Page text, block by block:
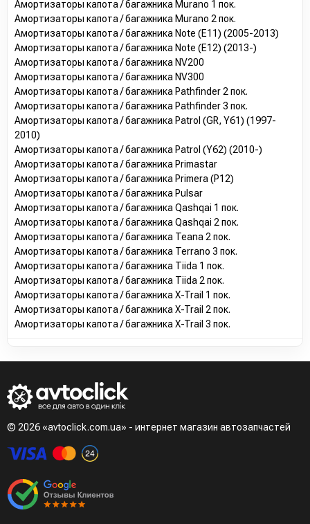
Амортизаторы капота / багажника Murano 1 пок.
Амортизаторы капота / багажника Murano 2 пок.
Амортизаторы капота / багажника Note (E11) (2005-2013)
Амортизаторы капота / багажника Note (E12) (2013-)
Амортизаторы капота / багажника NV200
Амортизаторы капота / багажника NV300
Амортизаторы капота / багажника Pathfinder 2 пок.
Амортизаторы капота / багажника Pathfinder 3 пок.
Амортизаторы капота / багажника Patrol (GR, Y61) (1997-
2010)
Амортизаторы капота / багажника Patrol (Y62) (2010-)
Амортизаторы капота / багажника Primastar
Амортизаторы капота / багажника Primera (P12)
Амортизаторы капота / багажника Pulsar
Амортизаторы капота / багажника Qashqai 1 пок.
Амортизаторы капота / багажника Qashqai 2 пок.
Амортизаторы капота / багажника Teana 2 пок.
Амортизаторы капота / багажника Terrano 3 пок.
Амортизаторы капота / багажника Tiida 1 пок.
Амортизаторы капота / багажника Tiida 2 пок.
Амортизаторы капота / багажника X-Trail 1 пок.
Амортизаторы капота / багажника X-Trail 2 пок.
Амортизаторы капота / багажника X-Trail 3 пок.
© 2026 «avtoclick.com.ua» - интернет магазин автозапчастей